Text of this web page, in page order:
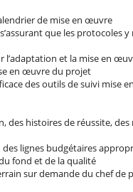
de mise en œuvre
que les protocoles
et la mise en
en œuvre du projet
des outils de suivi mise
histoires de réussite,
lignes budgétaires
fond et de la qualité
sur demande du chef de